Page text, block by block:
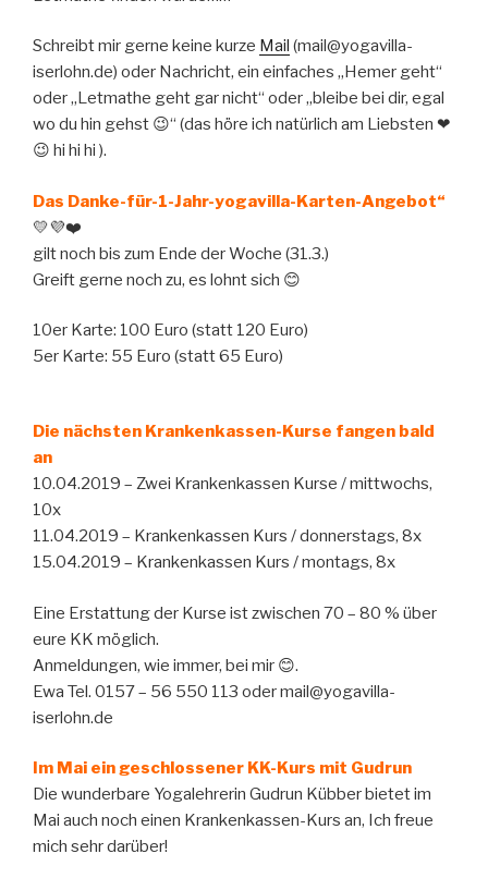
Schreibt mir gerne keine kurze Mail (mail@yogavilla-
iserlohn.de) oder Nachricht, ein einfaches „Hemer geht“
oder „Letmathe geht gar nicht“ oder „bleibe bei dir, egal
wo du hin gehst 😉“ (das höre ich natürlich am Liebsten ❤
😉 hi hi hi ).
Das Danke-für-1-Jahr-yogavilla-Karten-Angebot“
💛💜❤️
gilt noch bis zum Ende der Woche (31.3.)
Greift gerne noch zu, es lohnt sich 😊
10er Karte: 100 Euro (statt 120 Euro)
5er Karte: 55 Euro (statt 65 Euro)
Die nächsten Krankenkassen-Kurse fangen bald
an
10.04.2019 – Zwei Krankenkassen Kurse / mittwochs,
10x
11.04.2019 – Krankenkassen Kurs / donnerstags, 8x
15.04.2019 – Krankenkassen Kurs / montags, 8x
Eine Erstattung der Kurse ist zwischen 70 – 80 % über
eure KK möglich.
Anmeldungen, wie immer, bei mir 😊.
Ewa Tel. 0157 – 56 550 113 oder mail@yogavilla-
iserlohn.de
Im Mai ein geschlossener KK-Kurs mit Gudrun
Die wunderbare Yogalehrerin Gudrun Kübber bietet im
Mai auch noch einen Krankenkassen-Kurs an, Ich freue
mich sehr darüber!